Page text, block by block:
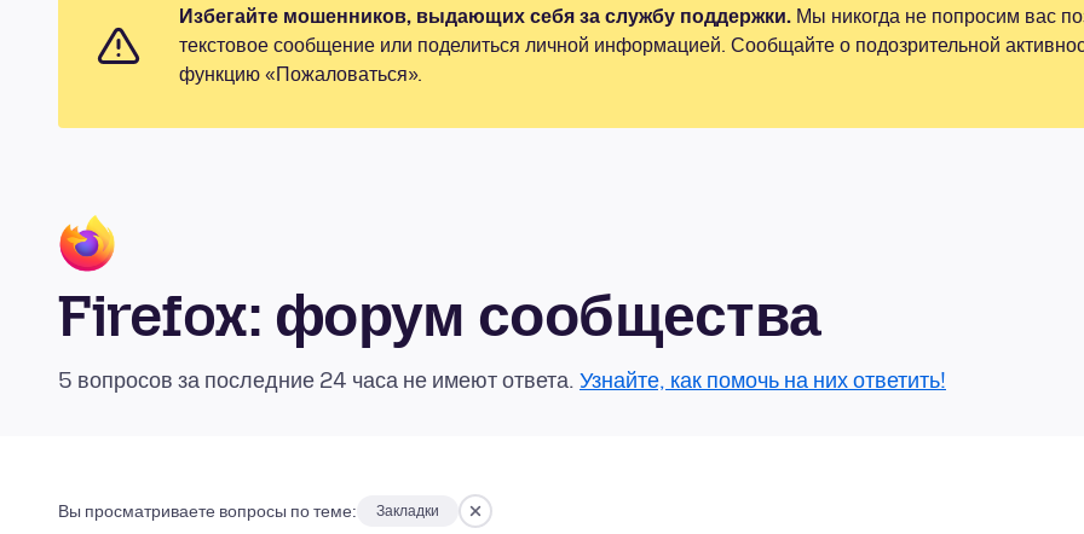
Избегайте мошенников, выдающих себя за службу поддержки. Мы никогда не попросим вас
текстовое сообщение или поделиться личной информацией. Сообщайте о подозрительной
функцию «Пожаловаться».
Firefox: форум сообщества
5 вопросов за последние 24 часа не имеют ответа. Узнайте, как помочь на них ответить!
Вы просматриваете вопросы по теме: Закладки